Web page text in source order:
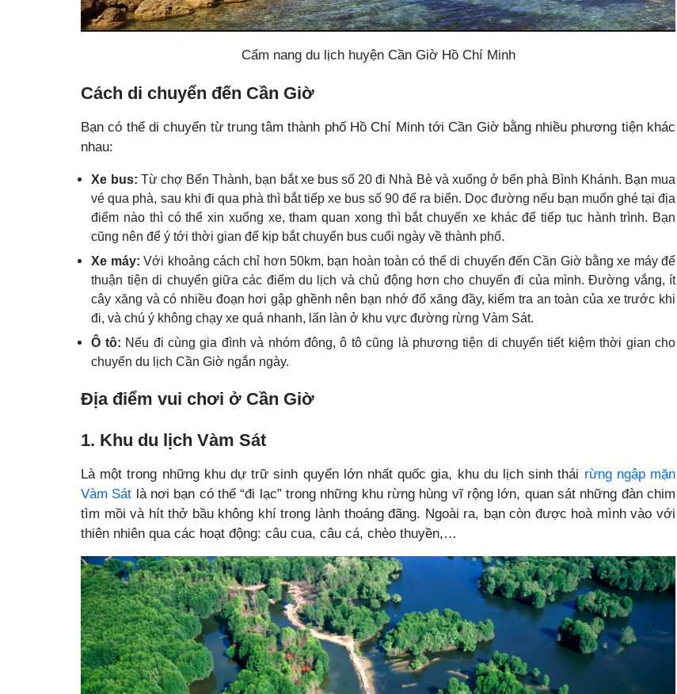
Cẩm nang du lịch huyện Cần Giờ Hồ Chí Minh
Cách di chuyển đến Cần Giờ
Bạn có thể di chuyển từ trung tâm thành phố Hồ Chí Minh tới Cần Giờ bằng nhiều phương tiện khác
nhau:
Xe bus: Từ chợ Bến Thành, bạn bắt xe bus số 20 đi Nhà Bè và xuống ở bến phà Bình Khánh. Bạn mua
vé qua phà, sau khi đi qua phà thì bắt tiếp xe bus số 90 để ra biển. Dọc đường nếu bạn muốn ghé tại địa
điểm nào thì có thể xin xuống xe, tham quan xong thì bắt chuyến xe khác để tiếp tục hành trình. Bạn
cũng nên để ý tới thời gian để kịp bắt chuyến bus cuối ngày về thành phố.
Xe máy: Với khoảng cách chỉ hơn 50km, bạn hoàn toàn có thể di chuyển đến Cần Giờ bằng xe máy để
thuận tiện di chuyển giữa các điểm du lịch và chủ động hơn cho chuyến đi của mình. Đường vắng, ít
cây xăng và có nhiều đoạn hơi gập ghềnh nên bạn nhớ đổ xăng đầy, kiểm tra an toàn của xe trước khi
đi, và chú ý không chạy xe quá nhanh, lấn làn ở khu vực đường rừng Vàm Sát.
Ô tô: Nếu đi cùng gia đình và nhóm đông, ô tô cũng là phương tiện di chuyển tiết kiệm thời gian cho
chuyến du lịch Cần Giờ ngắn ngày.
Địa điểm vui chơi ở Cần Giờ
1. Khu du lịch Vàm Sát
Là một trong những khu dự trữ sinh quyển lớn nhất quốc gia, khu du lịch sinh thái rừng ngập mặn
Vàm Sát là nơi bạn có thể “đi lạc” trong những khu rừng hùng vĩ rộng lớn, quan sát những đàn chim
tìm mồi và hít thở bầu không khí trong lành thoáng đãng. Ngoài ra, bạn còn được hoà mình vào với
thiên nhiên qua các hoạt động: câu cua, câu cá, chèo thuyền,…